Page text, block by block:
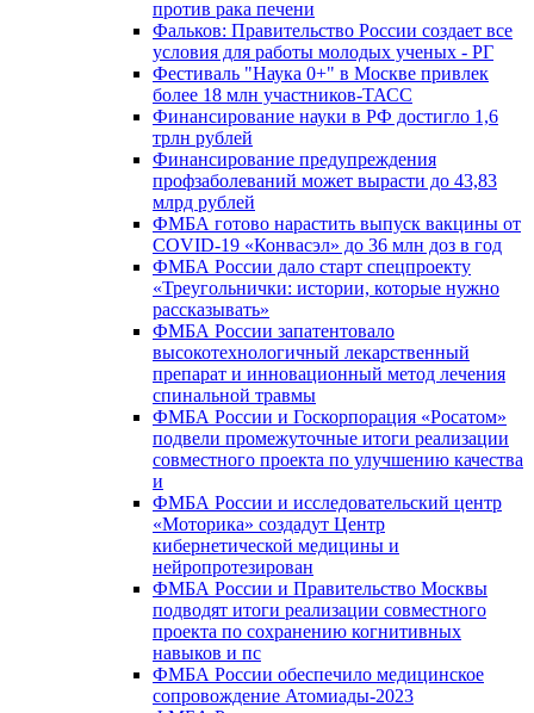
против рака печени
Фальков: Правительство России создает все
условия для работы молодых ученых - РГ
Фестиваль "Наука 0+" в Москве привлек
более 18 млн участников-ТАСС
Финансирование науки в РФ достигло 1,6
трлн рублей
Финансирование предупреждения
профзаболеваний может вырасти до 43,83
млрд рублей
ФМБА готово нарастить выпуск вакцины от
COVID-19 «Конвасэл» до 36 млн доз в год
ФМБА России дало старт спецпроекту
«Треугольнички: истории, которые нужно
рассказывать»
ФМБА России запатентовало
высокотехнологичный лекарственный
препарат и инновационный метод лечения
спинальной травмы
ФМБА России и Госкорпорация «Росатом»
подвели промежуточные итоги реализации
совместного проекта по улучшению качества
и
ФМБА России и исследовательский центр
«Моторика» создадут Центр
кибернетической медицины и
нейропротезирован
ФМБА России и Правительство Москвы
подводят итоги реализации совместного
проекта по сохранению когнитивных
навыков и пс
ФМБА России обеспечило медицинское
сопровождение Атомиады-2023